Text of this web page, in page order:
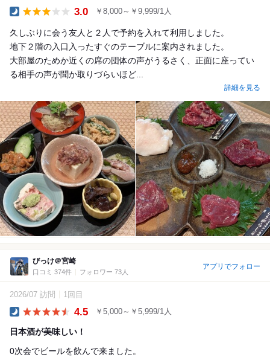
3.0 ￥8,000～￥9,999/1人
久しぶりに会う友人と２人で予約を入れて利用しました。
地下２階の入口入ったすぐのテーブルに案内されました。
大部屋のためか近くの席の団体の声がうるさく、正面に座ってい
る相手の声が聞か取りづらいほど...
詳細を見る
びっけ＠宮崎
口コミ 374件 フォロワー 73人
アプリでフォロー
2026/07 訪問 1回目
4.5 ￥5,000～￥5,999/1人
日本酒が美味しい！
0次会でビールを飲んで来ました。